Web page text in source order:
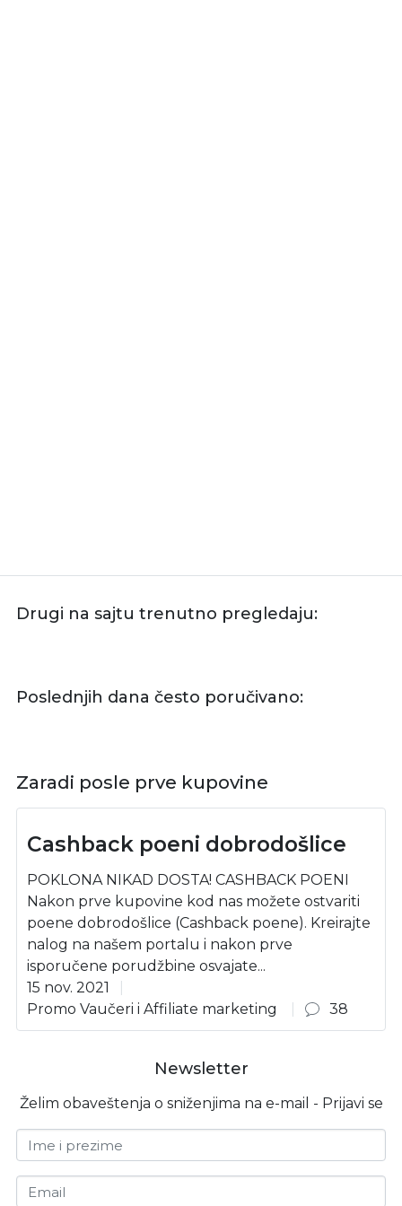
Drugi na sajtu trenutno pregledaju:
Poslednjih dana često poručivano:
Zaradi posle prve kupovine
Cashback poeni dobrodošlice
POKLONA NIKAD DOSTA! CASHBACK POENI
Nakon prve kupovine kod nas možete ostvariti
poene dobrodošlice (Cashback poene). Kreirajte
nalog na našem portalu i nakon prve
isporučene porudžbine osvajate...
15 nov. 2021
Promo Vaučeri i Affiliate marketing
38
Newsletter
Želim obaveštenja o sniženjima na e-mail - Prijavi se
Ime i prezime
Email